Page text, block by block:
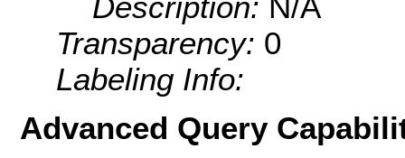
Transparency: 0
Labeling Info:
Advanced Query